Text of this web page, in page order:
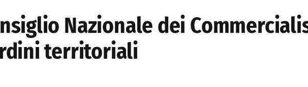
Nazionale dei
territoriali